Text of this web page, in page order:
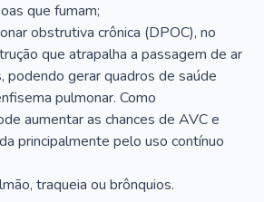
que fumam;
obstrutiva crônica (DPOC), no
que atrapalha a passagem de ar
podendo gerar quadros de saúde
pulmonar. Como
aumentar as chances de AVC e
principalmente pelo uso contínuo
traqueia ou brônquios.